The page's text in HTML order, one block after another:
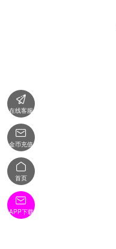

在线客服

金币充值

首页

APP下载